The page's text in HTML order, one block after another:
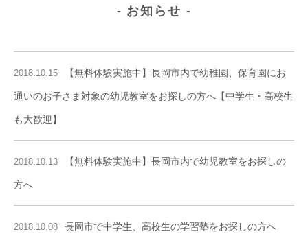
お知らせ
2018.10.15 【無料体験実施中】長岡市内で幼稚園、保育園にお
通いのお子さま対象の幼児教室をお探しの方へ【中学生・高校生
も大歓迎】
2018.10.13 【無料体験実施中】長岡市内で幼児教室をお探しの
方へ
2018.10.08 長岡市で中学生、高校生の学習塾をお探しの方へ